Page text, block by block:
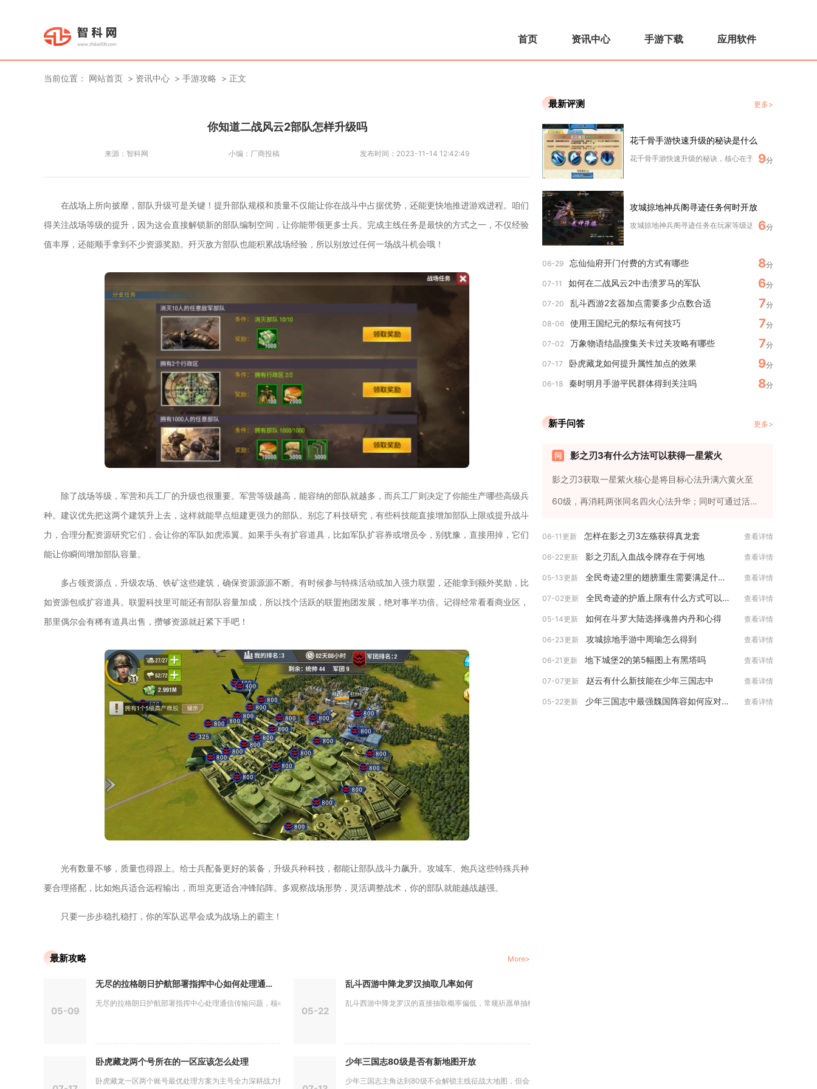
首页 资讯中心 手游下载 应用软件
当前位置： 网站首页 资讯中心 手游攻略 正文
你知道二战风云2部队怎样升级吗
来源： 智科网 小编： 厂商投稿 发布时间： 2023-11-14 12:42:49
在战场上所向披靡，部队升级可是关键！提升部队规模和质量不仅能让你在战斗中占据优势，还能更快地推进游戏进程。咱们
得关注战场等级的提升，因为这会直接解锁新的部队编制空间，让你能带领更多士兵。完成主线任务是最快的方式之一，不仅经验
值丰厚，还能顺手拿到不少资源奖励。歼灭敌方部队也能积累战场经验，所以别放过任何一场战斗机会哦！
除了战场等级，军营和兵工厂的升级也很重要。军营等级越高，能容纳的部队就越多，而兵工厂则决定了你能生产哪些高级兵
种。建议优先把这两个建筑升上去，这样就能早点组建更强力的部队。别忘了科技研究，有些科技能直接增加部队上限或提升战斗
力，合理分配资源研究它们，会让你的军队如虎添翼。如果手头有扩容道具，比如军队扩容券或增员令，别犹豫，直接用掉，它们
能让你瞬间增加部队容量。
多占领资源点，升级农场、铁矿这些建筑，确保资源源源不断。有时候参与特殊活动或加入强力联盟，还能拿到额外奖励，比
如资源包或扩容道具。联盟科技里可能还有部队容量加成，所以找个活跃的联盟抱团发展，绝对事半功倍。记得经常看看商业区，
那里偶尔会有稀有道具出售，攒够资源就赶紧下手吧！
光有数量不够，质量也得跟上。给士兵配备更好的装备，升级兵种科技，都能让部队战斗力飙升。攻城车、炮兵这些特殊兵种
要合理搭配，比如炮兵适合远程输出，而坦克更适合冲锋陷阵。多观察战场形势，灵活调整战术，你的部队就能越战越强。
只要一步步稳扎稳打，你的军队迟早会成为战场上的霸主！
最新攻略 More>
05-09
无尽的拉格朗日护航部署指挥中心如何处理通信传输问题
无尽的拉格朗日护航部署指挥中心处理通信传输问题，核心是通过优...
05-22
乱斗西游中降龙罗汉抽取几率如何
乱斗西游中降龙罗汉的直接抽取概率偏低，常规祈愿单抽概率约0....
卧虎藏龙两个号所在的一区应该怎么处理
卧虎藏龙一区两个账号最优处理方案为主号全力深耕战力打造，副号...
少年三国志80级是否有新地图开放
少年三国志主角达到80级不会解锁主线征战大地图，但会开放混沌...
最新评测 更多>
花千骨手游快速升级的秘诀是什么
花千骨手游快速升级的秘诀，核心在于优先推进主线任务
9分
攻城掠地神兵阁寻迹任务何时开放
攻城掠地神兵阁寻迹任务在玩家等级达到150级并解锁神
6分
06-29 忘仙仙府开门付费的方式有哪些 8分
07-11 如何在二战风云2中击溃罗马的军队 6分
07-20 乱斗西游2玄器加点需要多少点数合适 7分
08-06 使用王国纪元的祭坛有何技巧 7分
07-02 万象物语结晶搜集关卡过关攻略有哪些 7分
07-17 卧虎藏龙如何提升属性加点的效果 9分
06-18 秦时明月手游平民群体得到关注吗 8分
新手问答 更多>
影之刃3有什么方法可以获得一星紫火
影之刃3获取一星紫火核心是将目标心法升满六黄火至
60级，再消耗两张同名四火心法升华；同时可通过活
06-11更新 怎样在影之刃3左殇获得真龙套 查看详情
06-22更新 影之刃乱入血战令牌存在于何地 查看详情
05-13更新 全民奇迹2里的翅膀重生需要满足什么条件 查看详情
07-02更新 全民奇迹的护盾上限有什么方式可以增加 查看详情
05-14更新 如何在斗罗大陆选择魂兽内丹和心得 查看详情
06-23更新 攻城掠地手游中周瑜怎么得到 查看详情
06-21更新 地下城堡2的第5幅图上有黑塔吗 查看详情
07-07更新 赵云有什么新技能在少年三国志中 查看详情
05-22更新 少年三国志中最强魏国阵容如何应对敌方阵容的变化 查看详情